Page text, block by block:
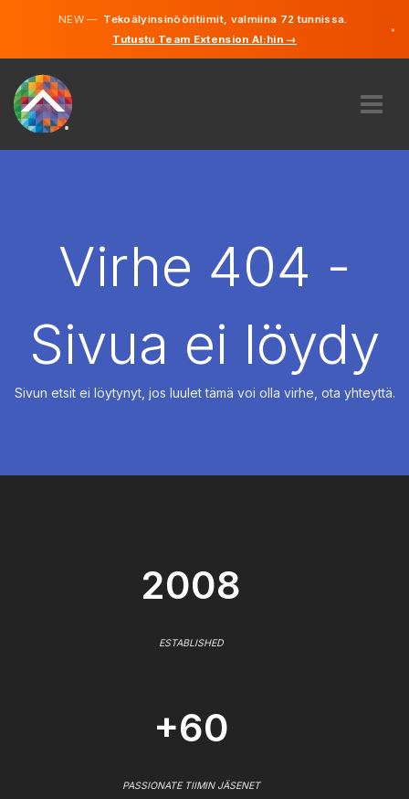
NEW —Tekoälyinsinööritiimit, valmiina 72 tunnissa.
Tutustu Team Extension AI:hin →
×
VUOKRAUS
Saksa
Englanti
Virhe 404 -
Sivua ei löydy
Sivun etsit ei löytynyt, jos luulet tämä voi olla virhe, ota yhteyttä.
2008
ESTABLISHED
+60
PASSIONATE TIIMIN JÄSENET